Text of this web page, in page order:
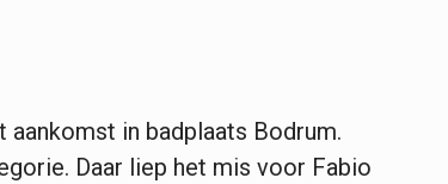
in badplaats Bodrum.
Daar liep het mis voor Fabio